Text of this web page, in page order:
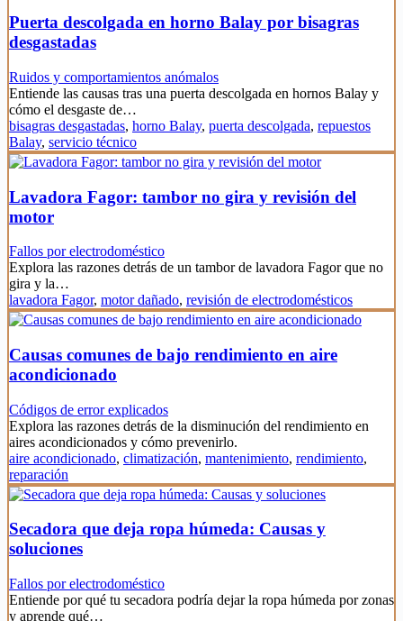
Puerta descolgada en horno Balay por bisagras
desgastadas
Ruidos y comportamientos anómalos
Entiende las causas tras una puerta descolgada en hornos Balay y
cómo el desgaste de…
bisagras desgastadas, horno Balay, puerta descolgada, repuestos
Balay, servicio técnico
Lavadora Fagor: tambor no gira y revisión del
motor
Fallos por electrodoméstico
Explora las razones detrás de un tambor de lavadora Fagor que no
gira y la…
lavadora Fagor, motor dañado, revisión de electrodomésticos
Causas comunes de bajo rendimiento en aire
acondicionado
Códigos de error explicados
Explora las razones detrás de la disminución del rendimiento en
aires acondicionados y cómo prevenirlo.
aire acondicionado, climatización, mantenimiento, rendimiento,
reparación
Secadora que deja ropa húmeda: Causas y
soluciones
Fallos por electrodoméstico
Entiende por qué tu secadora podría dejar la ropa húmeda por zonas
y aprende qué…